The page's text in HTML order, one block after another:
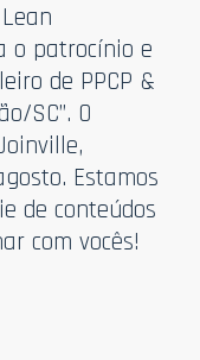
o patrocínio e
de PPCP &
SC”. O
Estamos
de conteúdos
com vocês!